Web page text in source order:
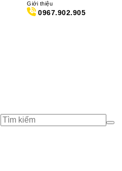
Giới thiệu
0967.902.905
Tìm
kiếm: